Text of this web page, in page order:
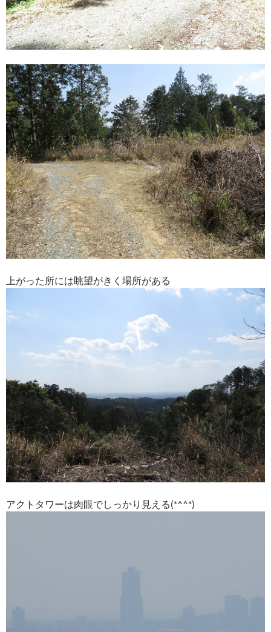
上がった所には眺望がきく場所がある
アクトタワーは肉眼でしっかり見える(*^^*)